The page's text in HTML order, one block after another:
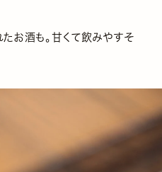
お酒も。甘くて飲みやすそ